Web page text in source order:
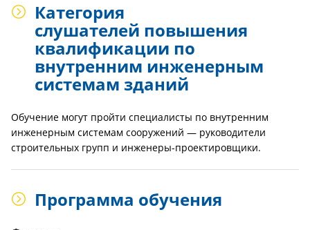
Категория
слушателей повышения
квалификации по
внутренним инженерным
системам зданий
Обучение могут пройти специалисты по внутренним
инженерным системам сооружений — руководители
строительных групп и инженеры-проектировщики.
Программа обучения